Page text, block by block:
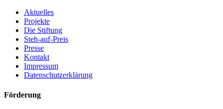
Aktuelles
Projekte
Die Stiftung
Steh-auf-Preis
Presse
Kontakt
Impressum
Datenschutzerklärung
Förderung